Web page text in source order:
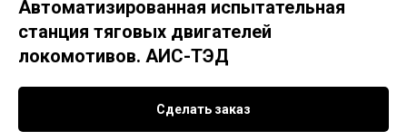
Автоматизированная испытательная
станция тяговых двигателей
локомотивов. АИС-ТЭД
Сделать заказ